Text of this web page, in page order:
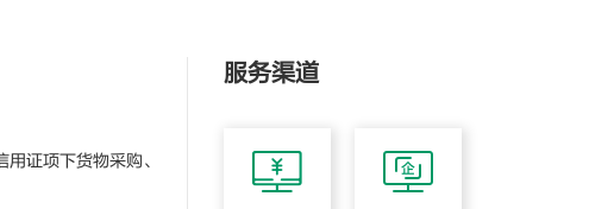
证项下货物采购、
服务渠道